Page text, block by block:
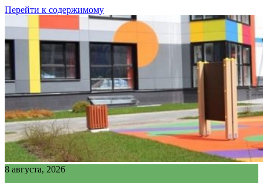
Перейти к содержимому
8 августа, 2026